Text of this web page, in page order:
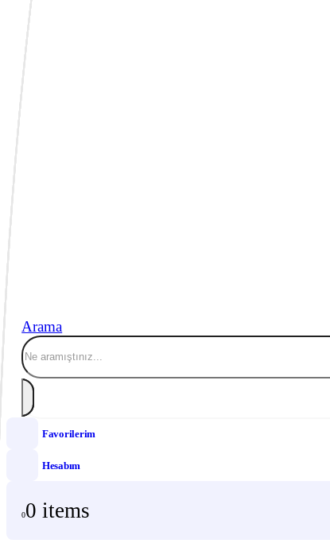
Arama
Favorilerim
Hesabım
00 items